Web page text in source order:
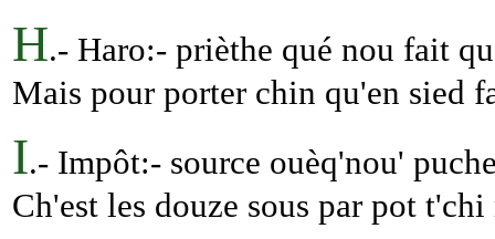
H.- Haro:- prièthe qué nou fait
Mais pour porter chin qu'en sied
I.- Impôt:- source ouèq'nou'
Ch'est les douze sous par pot